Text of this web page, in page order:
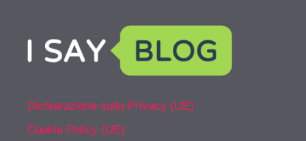
Dichiarazione sulla Privacy (UE)
Cookie Policy (UE)